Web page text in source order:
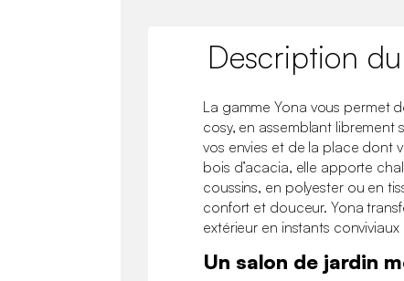
Description
La gamme Yona vous permet
cosy, en assemblant librement
vos envies et de la place dont
bois d’acacia, elle apporte
coussins, en polyester ou en
confort et douceur. Yona
extérieur en instants
Un salon de jardin